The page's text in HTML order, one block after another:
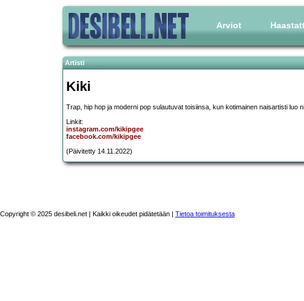
Arviot
Artisti
Kiki
Trap, hip hop ja moderni pop sulautuvat toisiinsa, kun kotimainen naisartisti luo
Linkit:
instagram.com/kikipgee
facebook.com/kikipgee
(Päivitetty 14.11.2022)
Copyright © 2025 desibeli.net | Kaikki oikeudet pidätetään | Tietoa toimituksesta